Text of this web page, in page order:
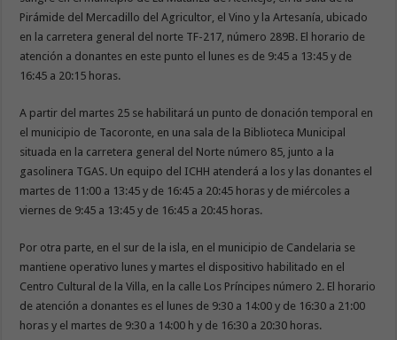
Pirámide del Mercadillo del Agricultor, el Vino y la Artesanía, ubicado
en la carretera general del norte TF-217, número 289B. El horario de
atención a donantes en este punto el lunes es de 9:45 a 13:45 y de
16:45 a 20:15 horas.
A partir del martes 25 se habilitará un punto de donación temporal en
el municipio de Tacoronte, en una sala de la Biblioteca Municipal
situada en la carretera general del Norte número 85, junto a la
gasolinera TGAS. Un equipo del ICHH atenderá a los y las donantes el
martes de 11:00 a 13:45 y de 16:45 a 20:45 horas y de miércoles a
viernes de 9:45 a 13:45 y de 16:45 a 20:45 horas.
Por otra parte, en el sur de la isla, en el municipio de Candelaria se
mantiene operativo lunes y martes el dispositivo habilitado en el
Centro Cultural de la Villa, en la calle Los Príncipes número 2. El horario
de atención a donantes es el lunes de 9:30 a 14:00 y de 16:30 a 21:00
horas y el martes de 9:30 a 14:00 h y de 16:30 a 20:30 horas.